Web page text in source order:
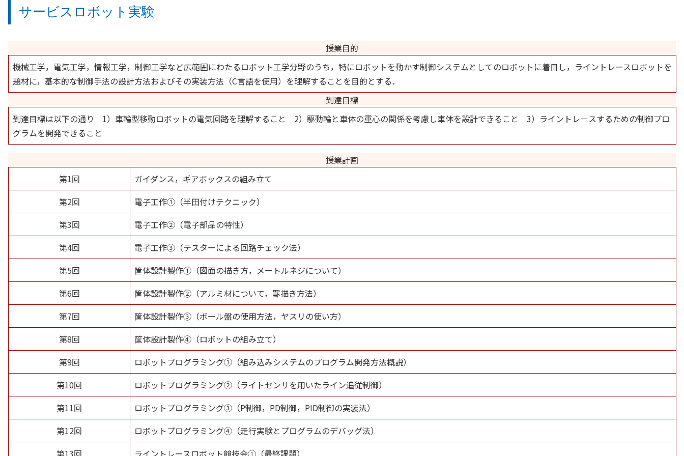
サービスロボット実験
授業目的
機械工学，電気工学，情報工学，制御工学など広範囲にわたるロボット工学分野のうち，特にロボットを動かす制御システムとしてのロボットに着目し，ライントレースロボットを
題材に，基本的な制御手法の設計方法およびその実装方法（C言語を使用）を理解することを目的とする．
到達目標
到達目標は以下の通り 1）車輪型移動ロボットの電気回路を理解すること 2）駆動輪と車体の重心の関係を考慮し車体を設計できること 3）ライントレ－スするための制御プロ
グラムを開発できること
授業計画
第1回
ガイダンス，ギアボックスの組み立て
第2回
電子工作①（半田付けテクニック）
第3回
電子工作②（電子部品の特性）
第4回
電子工作③（テスターによる回路チェック法）
第5回
筐体設計製作①（図面の描き方，メートルネジについて）
第6回
筐体設計製作②（アルミ材について，罫描き方法）
第7回
筐体設計製作③（ボール盤の使用方法，ヤスリの使い方）
第8回
筐体設計製作④（ロボットの組み立て）
第9回
ロボットプログラミング①（組み込みシステムのプログラム開発方法概説）
第10回
ロボットプログラミング②（ライトセンサを用いたライン追従制御）
第11回
ロボットプログラミング③（P制御，PD制御，PID制御の実装法）
第12回
ロボットプログラミング④（走行実験とプログラムのデバッグ法）
第13回
ライントレースロボット競技会①（最終課題）